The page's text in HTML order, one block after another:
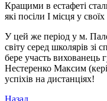
Кращими в естафеті
які посіли І місця у
У цей же період у м.
світу серед школярів зі
бере участь вихованець
Нестеренко Максим
успіхів на дистанціях!
Назад